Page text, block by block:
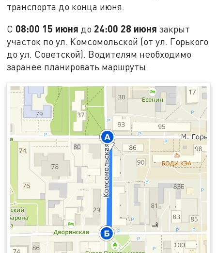
транспорта до конца июня.
С 08:00 15 июня до 24:00 28 июня закрыт
участок по ул. Комсомольской (от ул. Горького
до ул. Советской). Водителям необходимо
заранее планировать маршруты.